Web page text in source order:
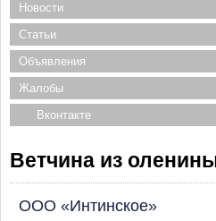
Новости
Статьи
Объявления
Жалобы
Вконтакте
Ветчина из
ООО «Интинское»